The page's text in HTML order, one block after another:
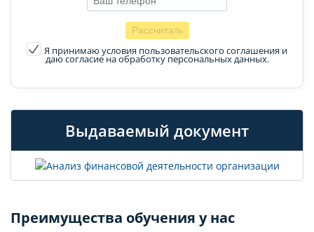
Я принимаю условия пользовательского соглашения и
даю согласие на обработку персональных данных.
Выдаваемый документ
Преимущества обучения у нас